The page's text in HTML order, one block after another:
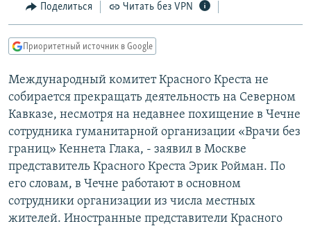
РАСПИСАНИЕ ВЕЩАНИЯ
ПОДПИШИТЕСЬ НА РАССЫЛКУ
СОЦИАЛЬНЫЕ СЕТИ
Все сайты РСЕ/РС
Поделиться Читать без VPN
Приоритетный источник в Google
Международный комитет Красного Креста не
собирается прекращать деятельность на Северном
Кавказе, несмотря на недавнее похищение в Чечне
сотрудника гуманитарной организации «Врачи без
границ» Кеннета Глака, - заявил в Москве
представитель Красного Креста Эрик Ройман. По
его словам, в Чечне работают в основном
сотрудники организации из числа местных
жителей. Иностранные представители Красного